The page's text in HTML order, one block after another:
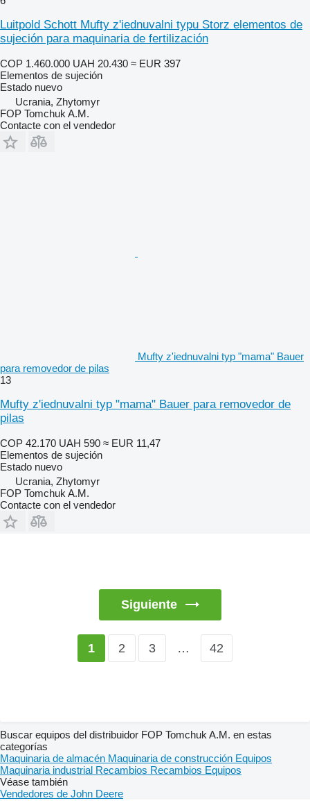
Luitpold Schott Mufty z'iednuvalni typu Storz elementos de
sujeción para maquinaria de fertilización
COP 1.460.000 UAH 20.430 ≈ EUR 397
Elementos de sujeción
Estado nuevo
Ucrania, Zhytomyr
FOP Tomchuk A.M.
Contacte con el vendedor
Mufty z'iednuvalni typ "mama" Bauer
para removedor de pilas
13
Mufty z'iednuvalni typ "mama" Bauer para removedor de
pilas
COP 42.170 UAH 590 ≈ EUR 11,47
Elementos de sujeción
Estado nuevo
Ucrania, Zhytomyr
FOP Tomchuk A.M.
Contacte con el vendedor
Siguiente
1 2 3 … 42
Buscar equipos del distribuidor FOP Tomchuk A.M. en estas
categorías
Maquinaria de almacén Maquinaria de construcción Equipos
Maquinaria industrial Recambios Recambios Equipos
Véase también
Vendedores de John Deere